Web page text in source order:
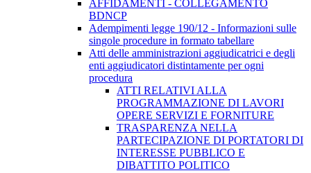
AFFIDAMENTI - COLLEGAMENTO
BDNCP
Adempimenti legge 190/12 - Informazioni sulle
singole procedure in formato tabellare
Atti delle amministrazioni aggiudicatrici e degli
enti aggiudicatori distintamente per ogni
procedura
ATTI RELATIVI ALLA
PROGRAMMAZIONE DI LAVORI
OPERE SERVIZI E FORNITURE
TRASPARENZA NELLA
PARTECIPAZIONE DI PORTATORI DI
INTERESSE PUBBLICO E
DIBATTITO POLITICO